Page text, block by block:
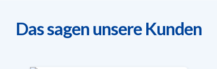
Das sagen unsere Kunden